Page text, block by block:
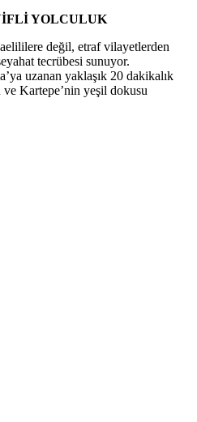
YOLCULUK
değil, etraf vilayetlerden
tecrübesi sunuyor.
uzanan yaklaşık 20 dakikalık
Kartepe’nin yeşil dokusu